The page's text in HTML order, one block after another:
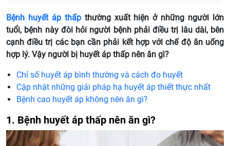
Bệnh huyết áp thấpthường xuất hiện ở những người lớn
tuổi, bệnh này đòi hỏi người bệnh phải điều trị lâu dài, bên
cạnh điều trị các bạn cần phải kết hợp với chế độ ăn uống
hợp lý. Vậy người bị huyết áp thấp nên ăn gì?
Chỉ số huyết áp bình thường và cách đo huyết
Cập nhật những giải pháp hạ huyết áp thiết thực nhất
Bệnh cao huyết áp không nên ăn gì?
1. Bệnh huyết áp thấp nên ăn gì?